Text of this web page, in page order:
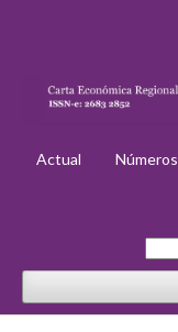
Actual Números